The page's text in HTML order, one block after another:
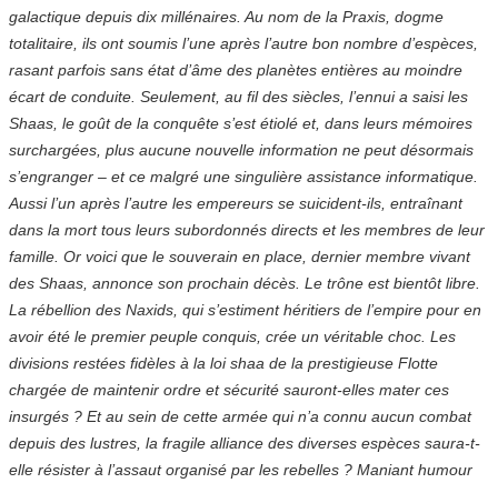
galactique depuis dix millénaires. Au nom de la Praxis, dogme
totalitaire, ils ont soumis l’une après l’autre bon nombre d’espèces,
rasant parfois sans état d’âme des planètes entières au moindre
écart de conduite. Seulement, au fil des siècles, l’ennui a saisi les
Shaas, le goût de la conquête s’est étiolé et, dans leurs mémoires
surchargées, plus aucune nouvelle information ne peut désormais
s’engranger – et ce malgré une singulière assistance informatique.
Aussi l’un après l’autre les empereurs se suicident-ils, entraînant
dans la mort tous leurs subordonnés directs et les membres de leur
famille. Or voici que le souverain en place, dernier membre vivant
des Shaas, annonce son prochain décès. Le trône est bientôt libre.
La rébellion des Naxids, qui s’estiment héritiers de l’empire pour en
avoir été le premier peuple conquis, crée un véritable choc. Les
divisions restées fidèles à la loi shaa de la prestigieuse Flotte
chargée de maintenir ordre et sécurité sauront-elles mater ces
insurgés ? Et au sein de cette armée qui n’a connu aucun combat
depuis des lustres, la fragile alliance des diverses espèces saura-t-
elle résister à l’assaut organisé par les rebelles ? Maniant humour